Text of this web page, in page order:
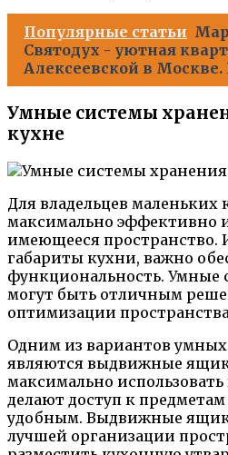
Популярные статьи
Святодух - уютная
Алексеевской в Москве.
Умные системы
кухне
Для владельцев маленьких
максимально эффективно
имеющееся пространство.
габариты кухни, важно
функциональность. Умные
могут быть отличным
оптимизации
Одним из вариантов
являются выдвижные
максимально
делают доступ к
удобным. Выдвижные
лучшей организации